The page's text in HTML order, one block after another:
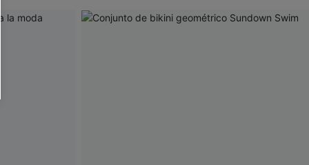
formulario, usted acepta nuestros
de Cupshe en cualquier momento del
y ofertas adaptados a su perfil.